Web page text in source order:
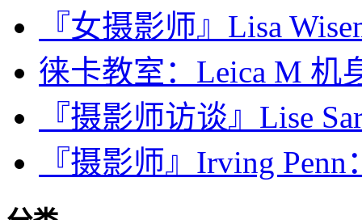
『女摄影师』Lisa
徕卡教室：Leica M 机
『摄影师访谈』Lise
『摄影师』Irving